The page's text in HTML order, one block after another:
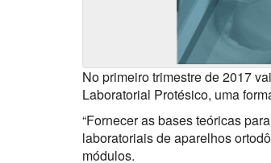
No primeiro trimestre de 2017
Laboratorial Protésico, uma
“Fornecer as bases teóricas
laboratoriais de aparelhos
módulos.